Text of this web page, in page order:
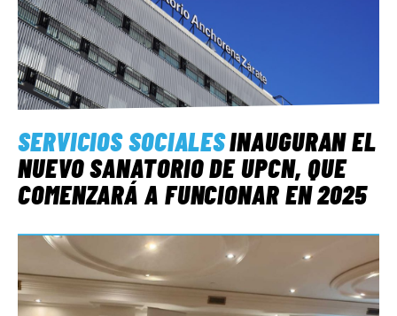
SERVICIOS SOCIALESINAUGURAN EL
NUEVO SANATORIO DE UPCN, QUE
COMENZARÁ A FUNCIONAR EN 2025